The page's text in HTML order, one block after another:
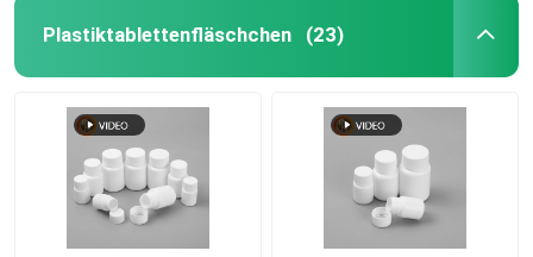
Plastikflaschenkapsel
Plastikflaschen-Vorformling
Plastikwürzflaschen
Plastiktablettenfläschchen (23)